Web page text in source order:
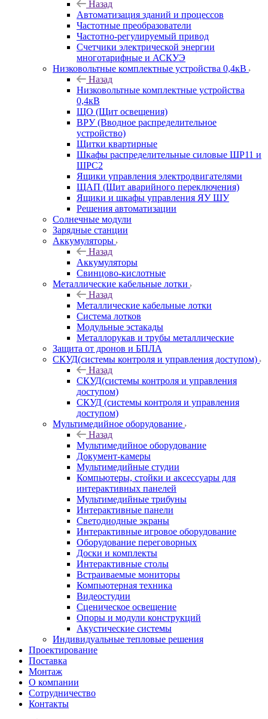
Назад
Автоматизация зданий и процессов
Частотные преобразователи
Частотно-регулируемый привод
Счетчики электрической энергии
многотарифные и АСКУЭ
Низковольтные комплектные устройства 0,4кВ
Назад
Низковольтные комплектные устройства
0,4кВ
ЩО (Щит освещения)
ВРУ (Вводное распределительное
устройство)
Щитки квартирные
Шкафы распределительные силовые ШР11 и
ШРС2
Ящики управления электродвигателями
ЩАП (Щит аварийного переключения)
Ящики и шкафы управления ЯУ ШУ
Решения автоматизации
Солнечные модули
Зарядные станции
Аккумуляторы
Назад
Аккумуляторы
Свинцово-кислотные
Металлические кабельные лотки
Назад
Металлические кабельные лотки
Система лотков
Модульные эстакады
Металлорукав и трубы металлические
Защита от дронов и БПЛА
СКУД(системы контроля и управления доступом)
Назад
СКУД(системы контроля и управления
доступом)
СКУД (системы контроля и управления
доступом)
Мультимедийное оборудование
Назад
Мультимедийное оборудование
Документ-камеры
Мультимедийные студии
Компьютеры, стойки и аксессуары для
интерактивных панелей
Мультимедийные трибуны
Интерактивные панели
Светодиодные экраны
Интерактивные игровое оборудование
Оборудование переговорных
Доски и комплекты
Интерактивные столы
Встраиваемые мониторы
Компьютерная техника
Видеостудии
Cценическое освещение
Опоры и модули конструкций
Акустические системы
Индивидуальные тепловые решения
Проектирование
Поставка
Монтаж
О компании
Сотрудничество
Контакты